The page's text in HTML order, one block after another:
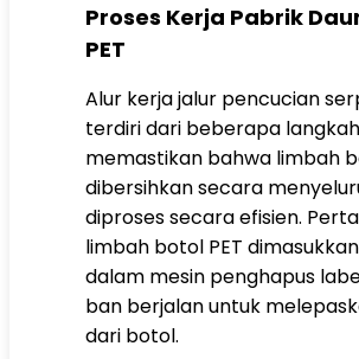
Proses Kerja Pabrik
PET
Alur kerja jalur pencucian
terdiri dari beberapa
memastikan bahwa limbah
dibersihkan secara
diproses secara efisien.
limbah botol PET
dalam mesin penghapus
ban berjalan untuk
dari botol.